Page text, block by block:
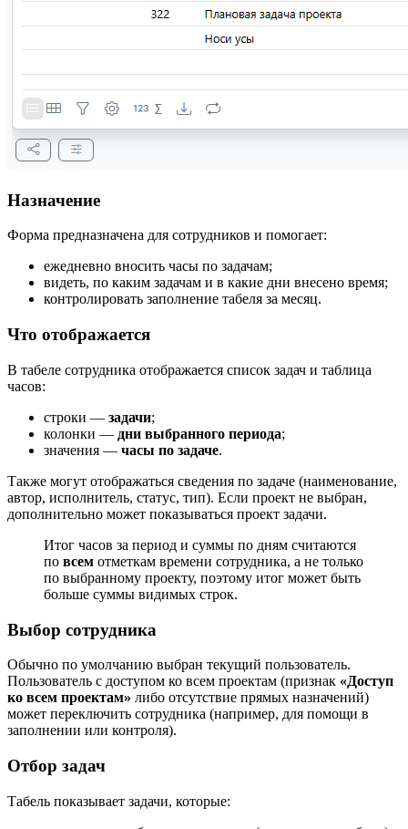
Назначение
Форма предназначена для сотрудников и помогает:
ежедневно вносить часы по задачам;
видеть, по каким задачам и в какие дни внесено время;
контролировать заполнение табеля за месяц.
Что отображается
В табеле сотрудника отображается список задач и таблица
часов:
строки — задачи;
колонки — дни выбранного периода;
значения — часы по задаче.
Также могут отображаться сведения по задаче (наименование,
автор, исполнитель, статус, тип). Если проект не выбран,
дополнительно может показываться проект задачи.
Итог часов за период и суммы по дням считаются
по всем отметкам времени сотрудника, а не только
по выбранному проекту, поэтому итог может быть
больше суммы видимых строк.
Выбор сотрудника
Обычно по умолчанию выбран текущий пользователь.
Пользователь с доступом ко всем проектам (признак «Доступ
ко всем проектам» либо отсутствие прямых назначений)
может переключить сотрудника (например, для помощи в
заполнении или контроля).
Отбор задач
Табель показывает задачи, которые: